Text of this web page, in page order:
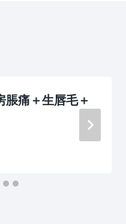
脹痛＋生唇毛＋